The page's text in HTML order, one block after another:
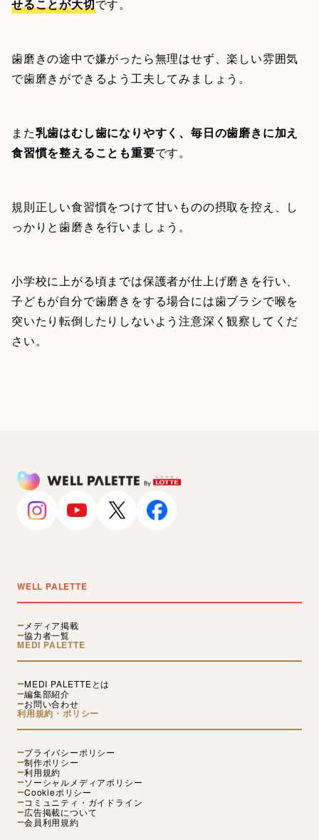
せることが大切です。
歯磨きの途中で嫌がったら無理はせず、楽しい雰囲気
で歯磨きができるよう工夫してみましょう。
また乳歯はむし歯になりやすく、毎日の歯磨きに加え
食習慣を整えることも重要です。
規則正しい食習慣をつけて甘いものの摂取を控え、し
っかりと歯磨きを行いましょう。
小学校に上がる頃までは保護者が仕上げ磨きを行い、
子どもが自分で歯磨きをする場合には歯ブラシで喉を
突いたり転倒したりしないよう注意深く観察してくだ
さい。
WELL PALETTE
メディア掲載
協力者一覧
MEDI PALETTE
MEDI PALETTEとは
編集部紹介
お問い合わせ
利用規約・ポリシー
プライバシーポリシー
制作ポリシー
利用規約
ソーシャルメディアポリシー
Cookieポリシー
コミュニティ・ガイドライン
広告掲載について
会員利用規約